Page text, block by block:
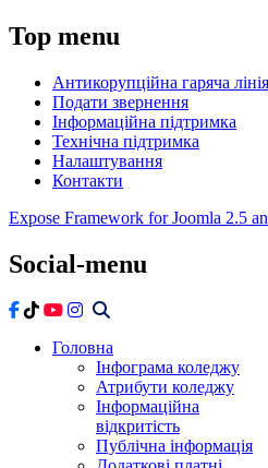
Top menu
Антикорупційна гаряча лінія
Подати звернення
Інформаційна підтримка
Технічна підтримка
Налаштування
Контакти
Expose Framework for Joomla 2.5
Social-menu
Головна
Інфограма коледжу
Атрибути коледжу
Інформаційна
відкритість
Публічна інформація